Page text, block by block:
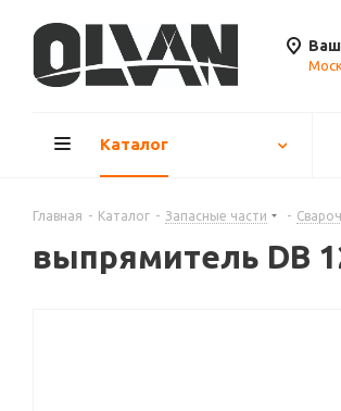
Каталог
Главная - Каталог - Запасные части -
выпрямитель DB